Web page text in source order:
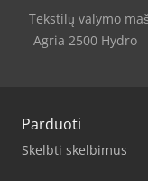
Tekstilų valymo
Agria 2500 Hydro
Parduoti
Skelbti skelbimus